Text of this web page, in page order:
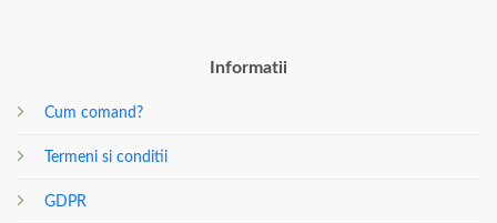
Informatii
Cum comand?
Termeni si conditii
GDPR